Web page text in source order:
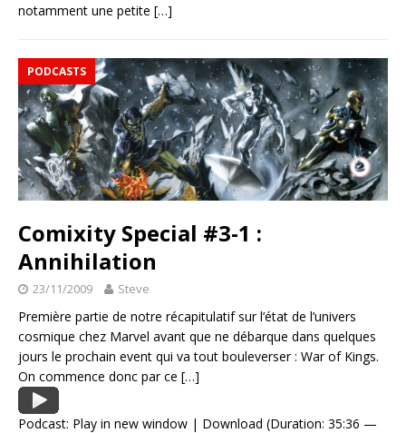
notamment une petite […]
PODCASTS
Comixity Special #3-1 :
Annihilation
23/11/2009 Steve
Première partie de notre récapitulatif sur l’état de l’univers
cosmique chez Marvel avant que ne débarque dans quelques
jours le prochain event qui va tout bouleverser : War of Kings.
On commence donc par ce […]
Podcast: Play in new window | Download (Duration: 35:36 —